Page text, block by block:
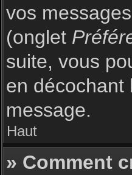
vos
(onglet
suite, vous
en
message.
Haut
» Comment